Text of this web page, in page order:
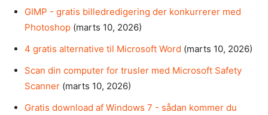
GIMP - gratis billedredigering der konkurrerer med
Photoshop (marts 10, 2026)
4 gratis alternative til Microsoft Word (marts 10, 2026)
Scan din computer for trusler med Microsoft Safety
Scanner (marts 10, 2026)
Gratis download af Windows 7 - sådan kommer du